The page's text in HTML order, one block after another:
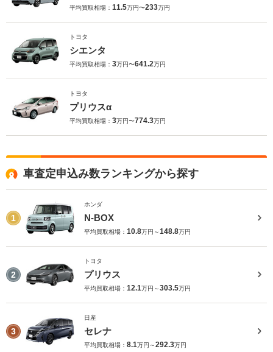
平均買取相場： 11.5万円〜233万円
トヨタ
シエンタ
平均買取相場： 3万円〜641.2万円
トヨタ
プリウスα
平均買取相場： 3万円〜774.3万円
車査定申込み数ランキングから探す
1
ホンダ
N-BOX
平均買取相場： 10.8万円～148.8万円
2
トヨタ
プリウス
平均買取相場： 12.1万円～303.5万円
3
日産
セレナ
平均買取相場： 8.1万円～292.3万円